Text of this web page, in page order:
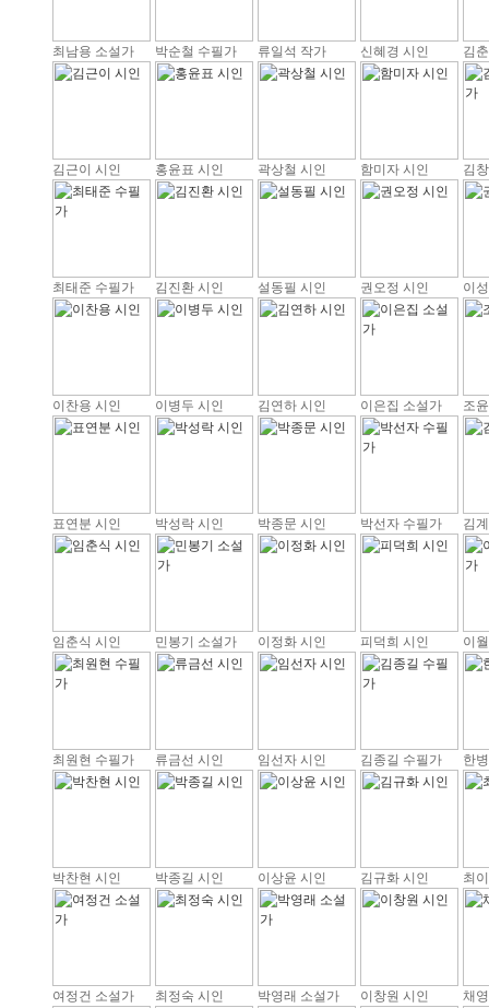
최남용 소설가 박순철 수필가 류일석 작가 신혜경 시인 김
김근이 시인 홍윤표 시인 곽상철 시인 함미자 시인 김
최태준 수필가 김진환 시인 설동필 시인 권오정 시인 이
이찬용 시인 이병두 시인 김연하 시인 이은집 소설가 조
표연분 시인 박성락 시인 박종문 시인 박선자 수필가 김
임춘식 시인 민봉기 소설가 이정화 시인 피덕희 시인 이
최원현 수필가 류금선 시인 임선자 시인 김종길 수필가 한
박찬현 시인 박종길 시인 이상윤 시인 김규화 시인 최
여정건 소설가 최정숙 시인 박영래 소설가 이창원 시인 채